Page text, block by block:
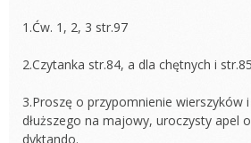
1.Ćw. 1, 2, 3 str.97
2.Czytanka str.84, a dla chętnych i str.85
3.Proszę o przypomnienie wierszyków
dłuższego na majowy, uroczysty apel
dyktando.